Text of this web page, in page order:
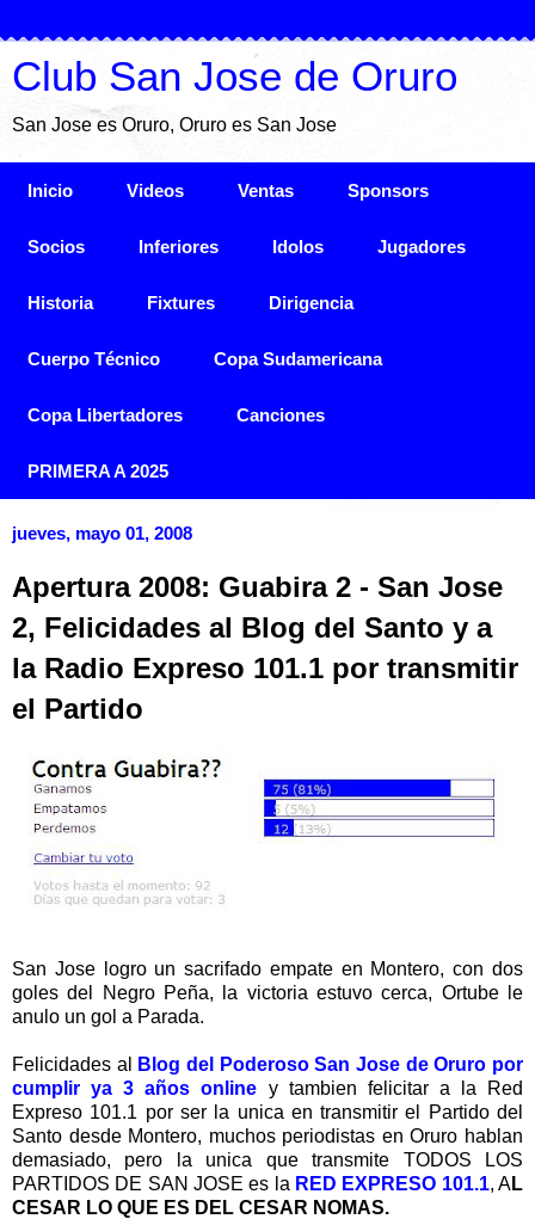
Club San Jose de Oruro
San Jose es Oruro, Oruro es San Jose
Inicio Videos Ventas Sponsors
Socios Inferiores Idolos Jugadores
Historia Fixtures Dirigencia
Cuerpo Técnico Copa Sudamericana
Copa Libertadores Canciones
PRIMERA A 2025
jueves, mayo 01, 2008
Apertura 2008: Guabira 2 - San Jose
2, Felicidades al Blog del Santo y a
la Radio Expreso 101.1 por transmitir
el Partido
San Jose logro un sacrifado empate en Montero, con dos
goles del Negro Peña, la victoria estuvo cerca, Ortube le
anulo un gol a Parada.
Felicidades al
Blog del Poderoso San Jose de Oruro por
cumplir ya 3 años online y tambien felicitar a la Red
Expreso 101.1 por ser la unica en transmitir el Partido del
Santo desde Montero, muchos periodistas en Oruro hablan
demasiado, pero la unica que transmite TODOS LOS
PARTIDOS DE SAN JOSE es la RED EXPRESO 101.1, AL
CESAR LO QUE ES DEL CESAR NOMAS.